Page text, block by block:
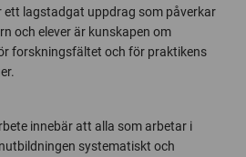
ett lagstadgat uppdrag som påverkar
och elever är kunskapen om
forskningsfältet och för praktikens
innebär att alla som arbetar i
systematiskt och